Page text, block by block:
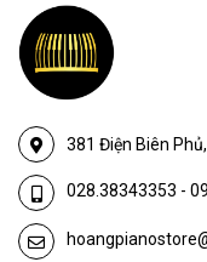
381 Điện Biên Phủ,
028.38343353 -